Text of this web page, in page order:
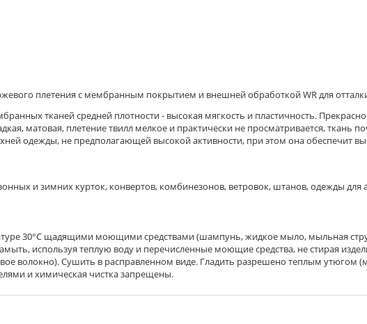
плетения с мембранным покрытием и внешней обработкой WR для
тканей средней плотности - высокая мягкость и пластичность.
матовая, плетение твилл мелкое и практически не просматривается,
одежды, не предполагающей высокой активности, при этом она обеспечит
и зимних курток, конвертов, комбинезонов, ветровок, штанов, одежды для
30°С щадящими моющими средствами (шампунь, жидкое мыло, мыльная
используя теплую воду и перечисленные моющие средства, не стирая
волокно). Сушить в расправленном виде. Гладить разрешено теплым утюгом
и химическая чистка запрещены.